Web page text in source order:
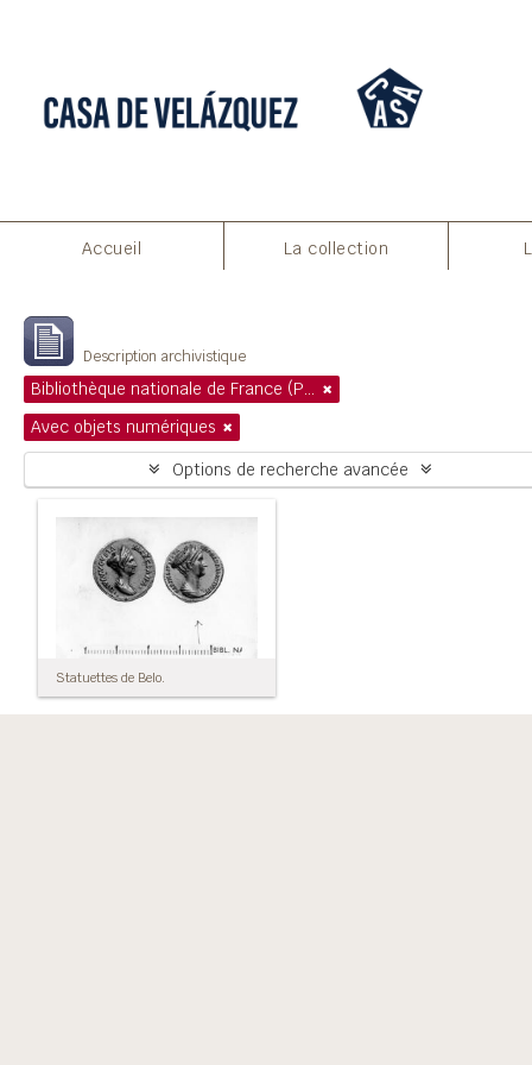
Accueil La collection
Description archivistique
Bibliothèque nationale de France (Paris)
Avec objets numériques
Options de recherche avancée
Statuettes de Belo.